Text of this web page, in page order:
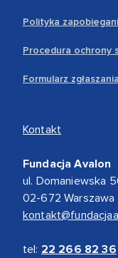
Polityka
Procedura ochrony
Formularz
Kontakt
Fundacja Avalon
ul. Domaniewska
02-672 Warszawa
tel: 22 266 82 36